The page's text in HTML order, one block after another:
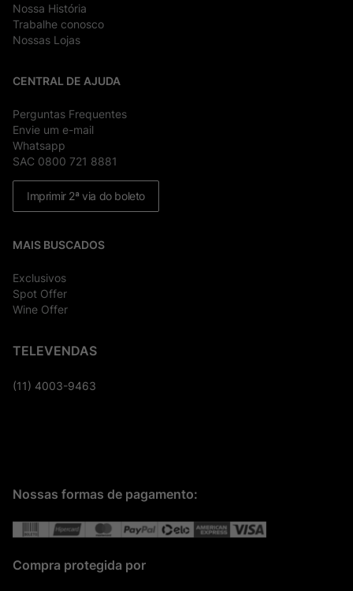
Nossa História
Trabalhe conosco
Nossas Lojas
CENTRAL DE AJUDA
Perguntas Frequentes
Envie um e-mail
Whatsapp
SAC 0800 721 8881
Imprimir 2ª via do boleto
MAIS BUSCADOS
Exclusivos
Spot Offer
Wine Offer
TELEVENDAS
(11) 4003-9463
Nossas formas de pagamento:
Compra protegida por